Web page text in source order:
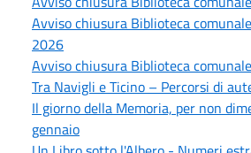
Avviso chiusura Biblioteca
2026
Avviso chiusura Biblioteca
Tra Navigli e Ticino – Percorsi di
Il giorno della Memoria, per non
gennaio